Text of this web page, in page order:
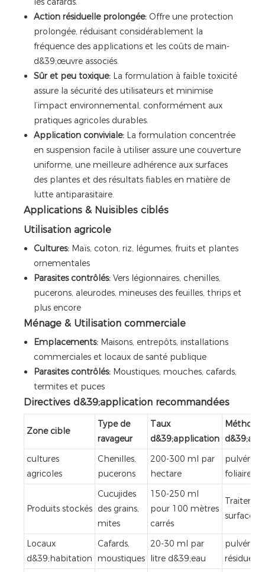
Action résiduelle prolongée: Offre une protection
prolongée, réduisant considérablement la
fréquence des applications et les coûts de main-
d&39;œuvre associés.
Sûr et peu toxique: La formulation à faible toxicité
assure la sécurité des utilisateurs et minimise
l’impact environnemental, conformément aux
pratiques agricoles durables.
Application conviviale: La formulation concentrée
en suspension facile à utiliser assure une couverture
uniforme, une meilleure adhérence aux surfaces
des plantes et des résultats fiables en matière de
lutte antiparasitaire.
Applications & Nuisibles ciblés
Utilisation agricole
Cultures: Maïs, coton, riz, légumes, fruits et plantes
ornementales
Parasites contrôlés: Vers légionnaires, chenilles,
pucerons, aleurodes, mineuses des feuilles, thrips et
plus encore
Ménage & Utilisation commerciale
Emplacements: Maisons, entrepôts, installations
commerciales et locaux de santé publique
Parasites contrôlés: Moustiques, mouches, cafards,
termites et puces
Directives d&39;application recommandées
Zone cible
Type de
ravageur
Taux
d&39;application
Méthode
cultures
agricoles
Chenilles,
pucerons
200-300 ml par
hectare
foliaire
Produits stockés
Cucujides
des grains,
mites
150-250 ml
pour 100 mètres
carrés
surface
Locaux
d&39;habitation
Cafards,
moustiques
20-30 ml par
litre d&39;eau
résiduelle